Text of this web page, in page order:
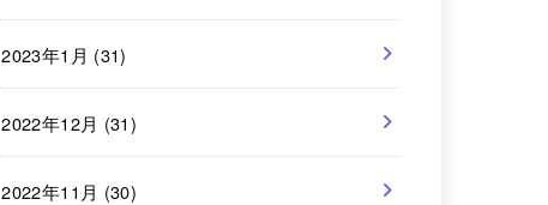
2023年1月 (31)
2022年12月 (31)
2022年11月 (30)